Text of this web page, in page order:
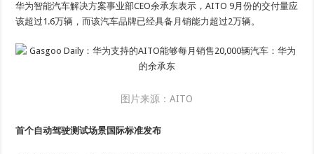
华为智能汽车解决方案事业部CEO余承东表示，AITO 9月份的交付​​量应
该超过1.6万辆，而该汽车品牌已经具备月销能力超过2万辆。
图片来源：AITO
首个自动驾驶测试场景国际标准发布